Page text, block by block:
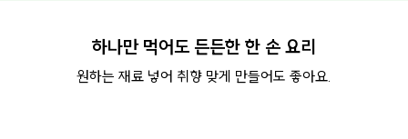
하나만 먹어도 든든한 한 손 요리
원하는 재료 넣어 취향 맞게 만들어도 좋아요.